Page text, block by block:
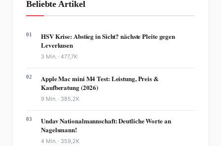
Beliebte Artikel
01
HSV Krise: Abstieg in Sicht? nächste Pleite gegen
Leverkusen
3 Min. ·477,7K
02
Apple Mac mini M4 Test: Leistung, Preis &
Kaufberatung (2026)
9 Min. · 385,2K
03
Undav Nationalmannschaft: Deutliche Worte an
Nagelsmann!
4 Min. · 359,2K